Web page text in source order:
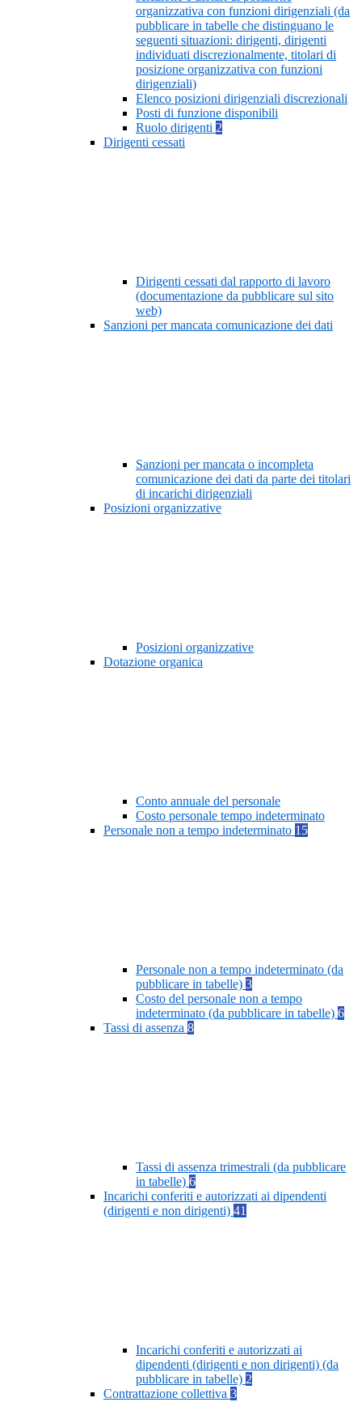
organizzativa con funzioni dirigenziali (da
pubblicare in tabelle che distinguano le
seguenti situazioni: dirigenti, dirigenti
individuati discrezionalmente, titolari di
posizione organizzativa con funzioni
dirigenziali)
Elenco posizioni dirigenziali discrezionali
Posti di funzione disponibili
Ruolo dirigenti 2
Dirigenti cessati
Dirigenti cessati dal rapporto di lavoro
(documentazione da pubblicare sul sito
web)
Sanzioni per mancata comunicazione dei dati
Sanzioni per mancata o incompleta
comunicazione dei dati da parte dei titolari
di incarichi dirigenziali
Posizioni organizzative
Posizioni organizzative
Dotazione organica
Conto annuale del personale
Costo personale tempo indeterminato
Personale non a tempo indeterminato 15
Personale non a tempo indeterminato (da
pubblicare in tabelle) 3
Costo del personale non a tempo
indeterminato (da pubblicare in tabelle) 6
Tassi di assenza 8
Tassi di assenza trimestrali (da pubblicare
in tabelle) 6
Incarichi conferiti e autorizzati ai dipendenti
(dirigenti e non dirigenti) 41
Incarichi conferiti e autorizzati ai
dipendenti (dirigenti e non dirigenti) (da
pubblicare in tabelle) 2
Contrattazione collettiva 3